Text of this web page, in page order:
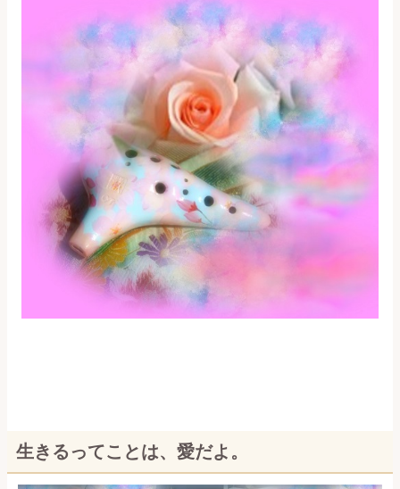
生きるってことは、愛だよ。